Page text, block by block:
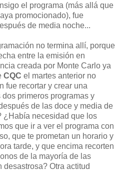
el programa (más allá que
promocionado), fue
de media noche...
no termina allí, porque
entre la emisión en
creada por Monte Carlo ya
CQC el martes anterior no
fue recortar y crear una
primeros programas y
de las doce y media de
¿Había necesidad que los
que ir a ver el programa con
que te prometan un horario y
tarde, y que encima recorten
de la mayoría de las
Otra actitud